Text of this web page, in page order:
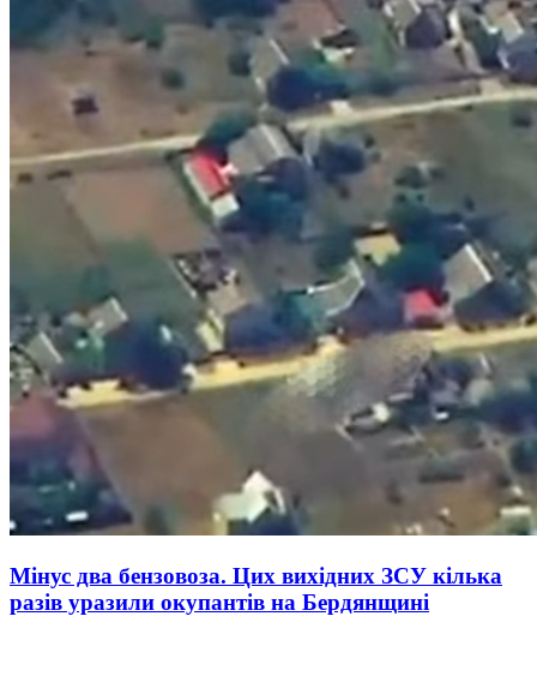
Мінус два бензовоза. Цих вихідних ЗСУ кілька
разів уразили окупантів на Бердянщині